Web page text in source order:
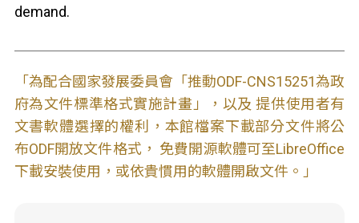
demand.
「為配合國家發展委員會「推動ODF-CNS15251為政
府為文件標準格式實施計畫」，以及 提供使用者有
文書軟體選擇的權利，本館檔案下載部分文件將公
布ODF開放文件格式， 免費開源軟體可至LibreOffice
下載安裝使用，或依貴慣用的軟體開啟文件。」